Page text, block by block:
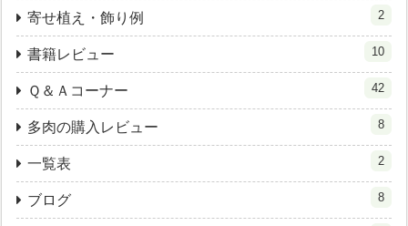
寄せ植え・飾り例 2
書籍レビュー 10
Ｑ＆Ａコーナー 42
多肉の購入レビュー 8
一覧表 2
ブログ 8